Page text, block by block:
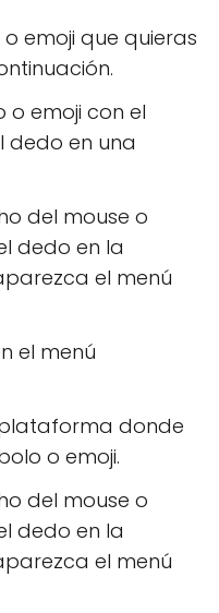
emoji que quieras
o emoji con el
dedo en una
del mouse o
dedo en la
el menú
el menú
donde
o emoji.
del mouse o
dedo en la
el menú